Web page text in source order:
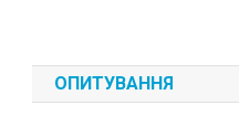
ОПИТУВАННЯ